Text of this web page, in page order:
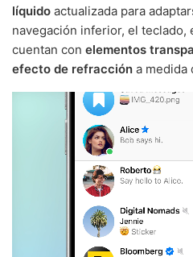
líquido actualizada para
navegación inferior, el teclado,
cuentan con elementos
efecto de refracción a medida